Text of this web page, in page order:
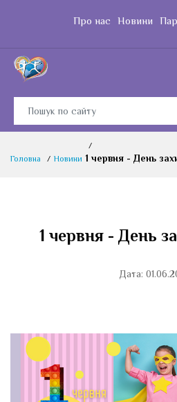
Про нас Новини
Головна Новини 1 червня - День
1 червня - День
Дата: